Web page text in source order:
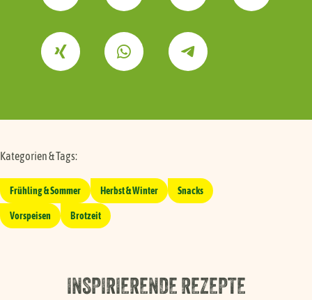
Kategorien & Tags:
Frühling & Sommer Herbst & Winter Snacks
Vorspeisen Brotzeit
INSPIRIERENDE REZEPTE